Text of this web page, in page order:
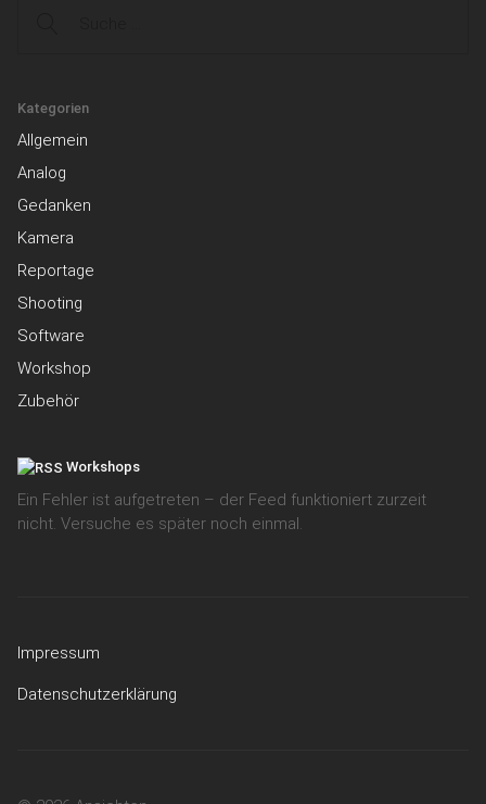
Kategorien
Allgemein
Analog
Gedanken
Kamera
Reportage
Shooting
Software
Workshop
Zubehör
Workshops
Ein Fehler ist aufgetreten – der Feed funktioniert zurzeit
nicht. Versuche es später noch einmal.
Impressum
Datenschutzerklärung